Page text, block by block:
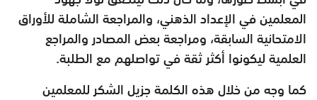
المعلمين في الإعداد الذهني، والمراجعة الشاملة للأوراق
الامتحانية السابقة، ومراجعة بعض المصادر والمراجع
العلمية ليكونوا أكثر ثقة في تواصلهم مع الطلبة.
كما وجه من خلال هذه الكلمة جزيل الشكر للمعلمين